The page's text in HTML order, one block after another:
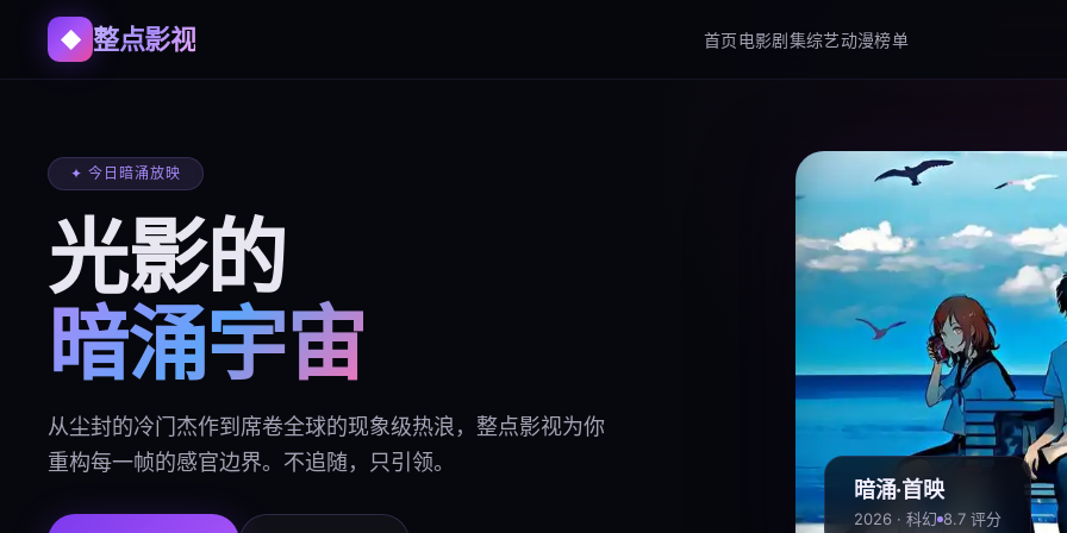
◆ 整点影视 首页电影剧集综艺动漫榜单
✦ 今日暗涌放映
光影的
暗涌宇宙
从尘封的冷门杰作到席卷全球的现象级热浪，整点影视为你
重构每一帧的感官边界。不追随，只引领。
暗涌·首映
2026 · 科幻 8.7 评分